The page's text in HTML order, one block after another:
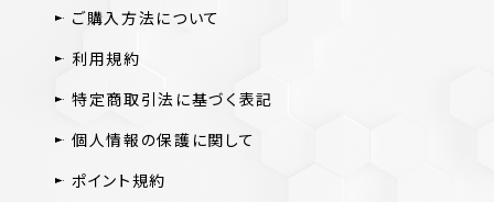
ご購入方法について
利用規約
特定商取引法に基づく表記
個人情報の保護に関して
ポイント規約